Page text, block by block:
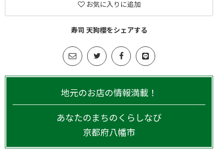
お気に入りに追加
寿司 天狗櫻をシェアする
地元のお店の情報満載！
あなたのまちのくらしなび
京都府八幡市